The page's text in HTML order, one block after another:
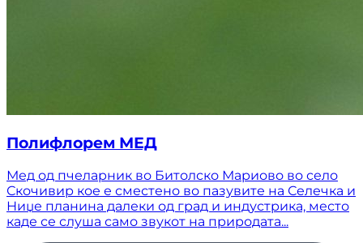
Полифлорем МЕД
Мед од пчеларник во Битолско Мариово во село
Скочивир кое е сместено во пазувите на Селечка и
Ниџе планина далеки од град и индустрика, место
каде се слуша само звукот на природата...